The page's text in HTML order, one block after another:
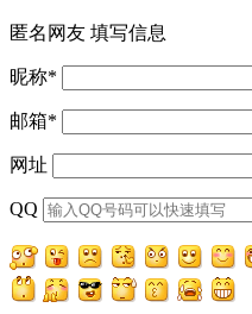
匿名网友 填写信息
昵称*
邮箱*
网址
QQ